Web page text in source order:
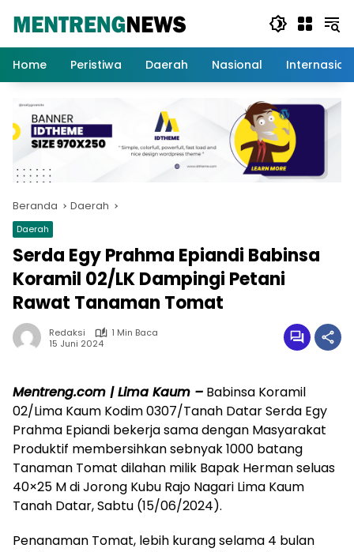
Home
Peristiwa Daerah Nasional
Beranda Daerah
Daerah
Serda Egy Prahma Epiandi Babinsa
Koramil 02/LK Dampingi Petani
Rawat Tanaman Tomat
Redaksi
1 Min Baca
15 Juni 2024
Mentreng.com | Lima Kaum – Babinsa Koramil
02/Lima Kaum Kodim 0307/Tanah Datar Serda Egy
Prahma Epiandi bekerja sama dengan Masyarakat
Produktif membersihkan sebnyak 1000 batang
Tanaman Tomat dilahan milik Bapak Herman seluas
40×25 M di Jorong Kubu Rajo Nagari Lima Kaum
Tanah Datar, Sabtu (15/06/2024).
Penanaman Tomat, lebih kurang selama 4 bulan